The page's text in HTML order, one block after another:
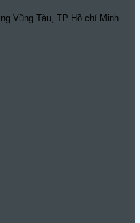
Vũng Tàu, TP Hồ chí Minh